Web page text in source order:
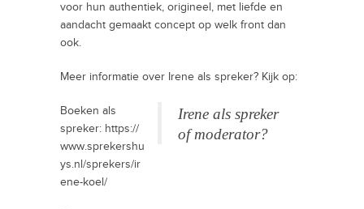
voor hun authentiek, origineel, met liefde en
aandacht gemaakt concept op welk front dan
ook.
Meer informatie over Irene als spreker? Kijk op:
Irene als spreker
of moderator?
Boeken als
spreker: https://
www.sprekershu
ys.nl/sprekers/ir
ene-koel/